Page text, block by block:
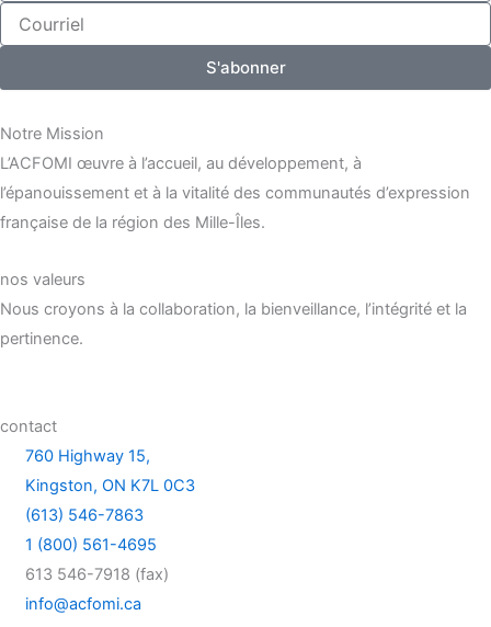
Courriel
S'abonner
Notre Mission
L’ACFOMI œuvre à l’accueil, au développement, à
l’épanouissement et à la vitalité des communautés d’expression
française de la région des Mille-Îles.
nos valeurs
Nous croyons à la collaboration, la bienveillance, l’intégrité et la
pertinence.
contact
760 Highway 15,
Kingston, ON K7L 0C3
(613) 546-7863
1 (800) 561-4695
613 546-7918 (fax)
info@acfomi.ca